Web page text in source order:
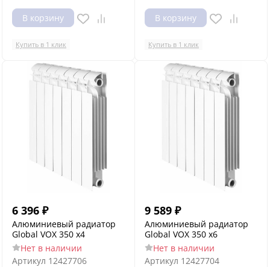
В корзину
Купить в 1 клик
В корзину
Купить в 1 клик
6 396 ₽
Алюминиевый радиатор
Global VOX 350 x4
Нет в наличии
Артикул 12427706
9 589 ₽
Алюминиевый радиатор
Global VOX 350 x6
Нет в наличии
Артикул 12427704